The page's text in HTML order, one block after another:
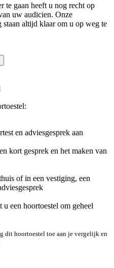
te gaan heeft u nog recht op
uw audicien. Onze
staan altijd klaar om u op weg te
en adviesgesprek aan
kort gesprek en het maken van
of in een vestiging, een
u een hoortoestel om geheel
dit hoortoestel toe aan je vergelijk en